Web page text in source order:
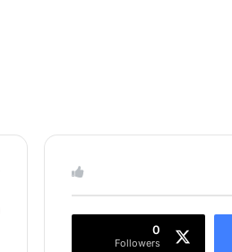
0
Followers